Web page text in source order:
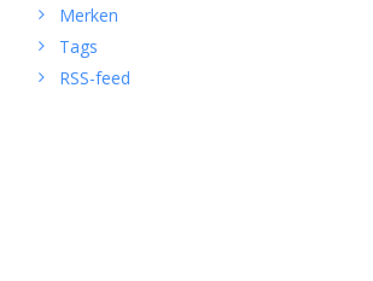
Merken
Tags
RSS-feed